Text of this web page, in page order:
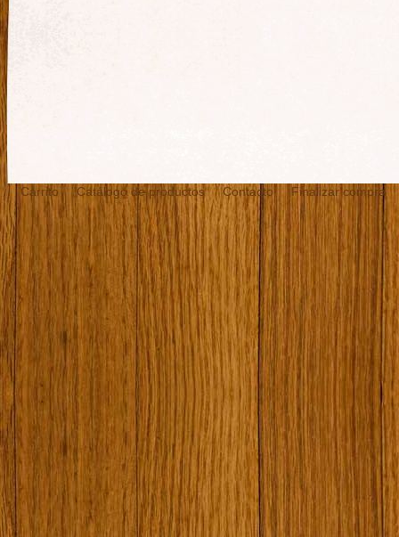
Carrito Catálogo de productos Contacto Finalizar compra
¿Quién soy?